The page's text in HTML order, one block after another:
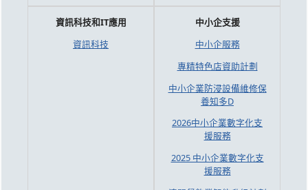
資訊科技和IT應用
資訊科技
中小企支援
中小企服務
專精特色店資助計劃
中小企業防浸設備維修保
養知多D
2026中小企業數字化支
援服務
2025 中小企業數字化支
援服務